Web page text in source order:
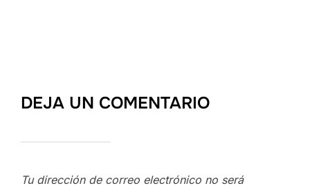
DEJA UN COMENTARIO
Tu dirección de correo electrónico no será